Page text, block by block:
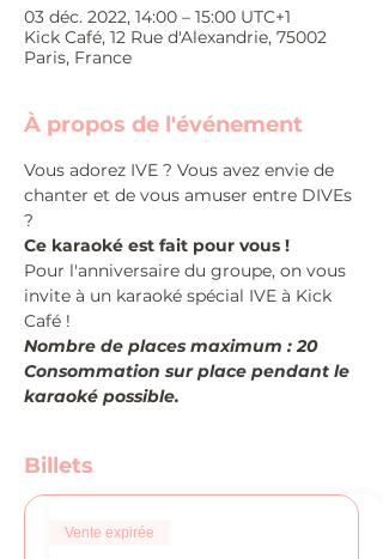
03 déc. 2022, 14:00 – 15:00 UTC+1
Kick Café, 12 Rue d'Alexandrie, 75002
Paris, France
À propos de l'événement
Vous adorez IVE ? Vous avez envie de
chanter et de vous amuser entre DIVEs
?
Ce karaoké est fait pour vous !
Pour l'anniversaire du groupe, on vous
invite à un karaoké spécial IVE à Kick
Café !
Nombre de places maximum : 20
Consommation sur place pendant le
karaoké possible.
Billets
Vente expirée